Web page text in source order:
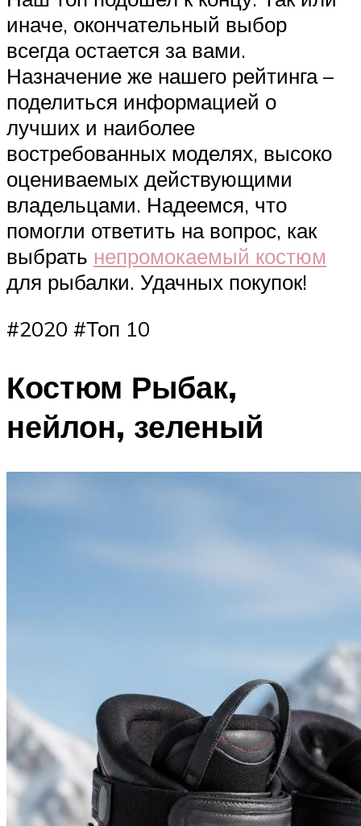
иначе, окончательный выбор
всегда остается за вами.
Назначение же нашего рейтинга –
поделиться информацией о
лучших и наиболее
востребованных моделях, высоко
оцениваемых действующими
владельцами. Надеемся, что
помогли ответить на вопрос, как
выбрать непромокаемый костюм
для рыбалки. Удачных покупок!
#2020 #Топ 10
Костюм Рыбак,
нейлон, зеленый